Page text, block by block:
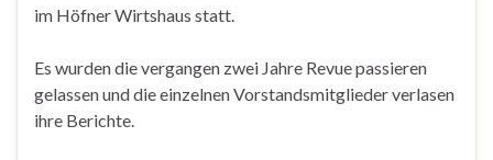
im Höfner Wirtshaus statt.
Es wurden die vergangen zwei Jahre Revue passieren
gelassen und die einzelnen Vorstandsmitglieder verlasen
ihre Berichte.